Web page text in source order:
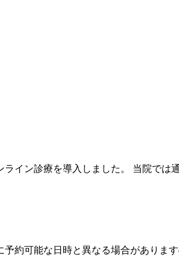
イン診療を導入しました。 当院では
約可能な日時と異なる場合がありま